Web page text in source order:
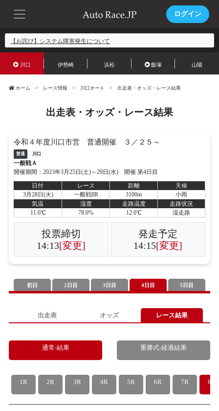
ログイン
【お詫び】システム障害発生について
川口 伊勢崎 浜松 飯塚 山陽
ホーム レース情報 川口オート 出走表・オッズ・レース結果
出走表・オッズ・レース結果
令和４年度川口市営 普通開催 ３／２５～
普通 川口
一般戦Ａ
開催期間：2023年3月25日(土)～29日(水) 開催 第4日目
日付
レース 距離
天候
3月28日(火)
一般戦8R 3100m
小雨
気温
湿度 走路温度
走路状況
11.0℃
78.0% 12.0℃ 湿走路
投票締切
14:13[変更]
発走予定
14:15[変更]
初日 2日目 3日目 4日目 5日目
出走表 オッズ レース結果
通常-結果 重勝式-経過結果
1R 2R 3R 4R 5R 6R 7R 8R